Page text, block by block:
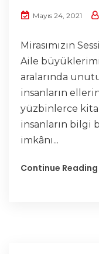
Mayıs 24, 2021
Mirasımızın
Aile
aralarında
insanların
yüzbinlerce
insanların bilgi
imkânı...
Continue Reading